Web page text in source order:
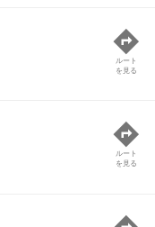
ルート
を見る
ルート
を見る